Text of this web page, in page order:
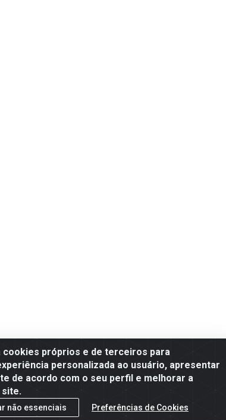
cookies próprios e de terceiros para
personalizada ao usuário, apresentar
de acordo com o seu perfil e melhorar a
site.
não essenciais Preferências de Cookies